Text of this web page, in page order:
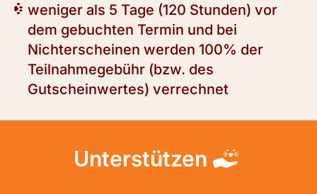
weniger als 5 Tage (120 Stunden) vor
dem gebuchten Termin und bei
Nichterscheinen werden 100% der
Teilnahmegebühr (bzw. des
Gutscheinwertes) verrechnet
Unterstützen